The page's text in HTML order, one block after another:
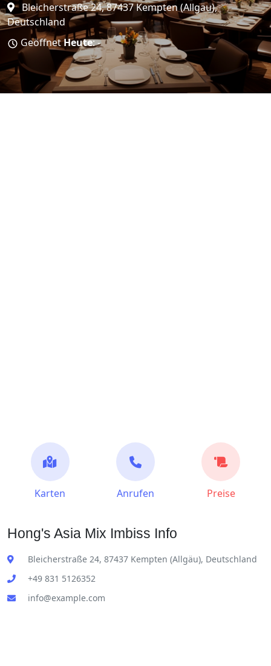
Bleicherstraße 24, 87437 Kempten (Allgäu),
Deutschland
GeöffnetHeute: -
Karten Anrufen Preise
Hong's Asia Mix Imbiss Info
Bleicherstraße 24, 87437 Kempten (Allgäu), Deutschland
+49 831 5126352
info@example.com